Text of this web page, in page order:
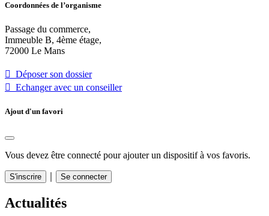
Coordonnées de l’organisme
Passage du commerce,
Immeuble B, 4ème étage,
72000 Le Mans
 Déposer son dossier
 Echanger avec un conseiller
Ajout d'un favori
Vous devez être connecté pour ajouter un dispositif à vos favoris.
S'inscrire Se connecter
Actualités